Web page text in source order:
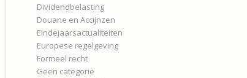
Dividendbelasting
Douane en Accijnzen
Eindejaarsactualiteiten
Europese regelgeving
Formeel recht
Geen categorie